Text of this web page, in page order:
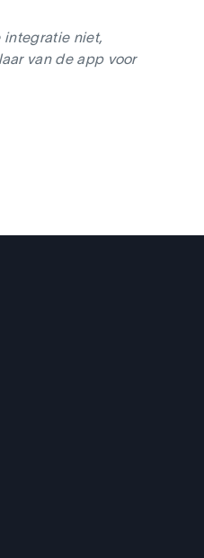
integratie niet,
van de app voor